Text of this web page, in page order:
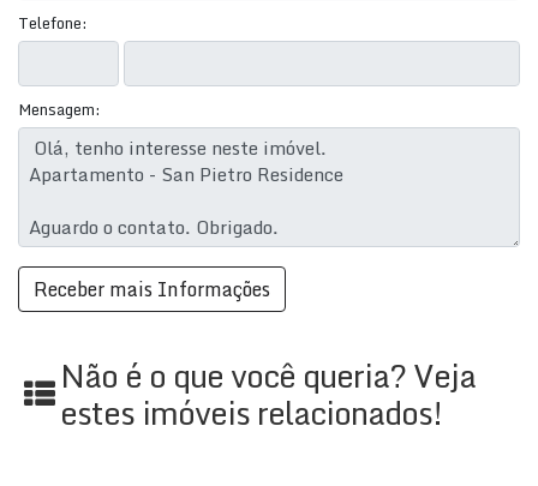
Telefone:
Mensagem:
Não é o que você queria? Veja
estes imóveis relacionados!